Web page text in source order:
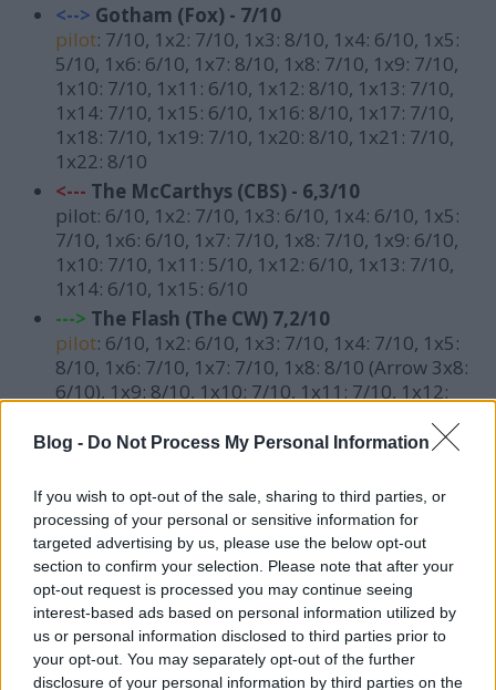
Blog - Do Not Process My Personal Information
If you wish to opt-out of the sale, sharing to third parties, or
processing of your personal or sensitive information for
targeted advertising by us, please use the below opt-out
section to confirm your selection. Please note that after your
opt-out request is processed you may continue seeing
interest-based ads based on personal information utilized by
us or personal information disclosed to third parties prior to
your opt-out. You may separately opt-out of the further
disclosure of your personal information by third parties on the
<--> Gotham (Fox) - 7/10
pilot: 7/10, 1x2: 7/10, 1x3: 8/10, 1x4: 6/10, 1x5:
5/10, 1x6: 6/10, 1x7: 8/10, 1x8: 7/10, 1x9: 7/10,
1x10: 7/10, 1x11: 6/10, 1x12: 8/10, 1x13: 7/10,
1x14: 7/10, 1x15: 6/10, 1x16: 8/10, 1x17: 7/10,
1x18: 7/10, 1x19: 7/10, 1x20: 8/10, 1x21: 7/10,
1x22: 8/10
<--- The McCarthys (CBS) - 6,3/10
pilot: 6/10, 1x2: 7/10, 1x3: 6/10, 1x4: 6/10, 1x5:
7/10, 1x6: 6/10, 1x7: 7/10, 1x8: 7/10, 1x9: 6/10,
1x10: 7/10, 1x11: 5/10, 1x12: 6/10, 1x13: 7/10,
1x14: 6/10, 1x15: 6/10
---> The Flash (The CW) 7,2/10
pilot: 6/10, 1x2: 6/10, 1x3: 7/10, 1x4: 7/10, 1x5:
8/10, 1x6: 7/10, 1x7: 7/10, 1x8: 8/10 (Arrow 3x8:
6/10), 1x9: 8/10, 1x10: 7/10, 1x11: 7/10, 1x12:
7/10, 1x17: 7/10, 1x18: 7/10, 1x19: 7/10, 1x20:
--->Grace and Frankie (Netflix) - 6,9/10
1x1: 7/10, 1x2: 6/10, 1x3: 7/10, 1x4: 7/10, 1x5:
6/10, 1x6: 7/10, 1x7: 6/10, 1x8: 8/10, 1x9: 7/10,
1x10: 7/10, 1x11: 7/10, 1x12: 7/10, 1x13: 8/10
<---Black-ish (ABC) 6,8/10
pilot: 7/10, 1x2: 6/10, 1x3: 7/10, 1x4: 7/10, 1x5:
8/10, 1x6: 7/10, 1x7: 7/10, 1x8: 6/10, 1x9: 7/10,
1x10: 8/10, 1x11: 7/10, 1x12: 7/10, 1x13: 6/10,